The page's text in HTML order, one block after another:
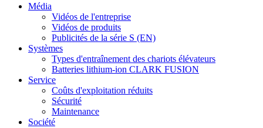
Média
Vidéos de l'entreprise
Vidéos de produits
Publicités de la série S (EN)
Systèmes
Types d'entraînement des chariots élévateurs
Batteries lithium-ion CLARK FUSION
Service
Coûts d'exploitation réduits
Sécurité
Maintenance
Société